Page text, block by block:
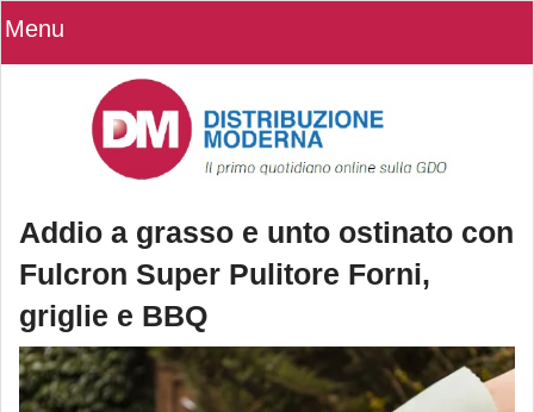
Menu
Addio a grasso e unto ostinato con
Fulcron Super Pulitore Forni,
griglie e BBQ